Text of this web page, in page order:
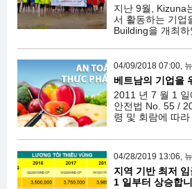
지난 9월, Kizuna
서 활동하는 기업
Building을 개최하
04/09/2018 07:00,
베트남의 기업을
2011 년 7 월 1
안전법 No. 55 /
령 및 회람에 따라
04/28/2019 13:06,
지역 기반 최저
1 일부터 상승합